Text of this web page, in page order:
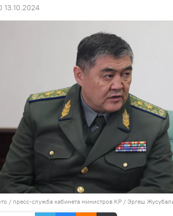
13.10.2024
/ пресс-служба кабинета министров КР / Эргеш